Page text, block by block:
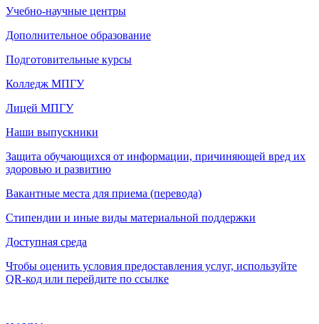
Учебно-научные центры
Дополнительное образование
Подготовительные курсы
Колледж МПГУ
Лицей МПГУ
Наши выпускники
Защита обучающихся от информации, причиняющей вред их
здоровью и развитию
Вакантные места для приема (перевода)
Стипендии и иные виды материальной поддержки
Доступная среда
Чтобы оценить условия предоставления услуг, используйте
QR-код или перейдите по ссылке